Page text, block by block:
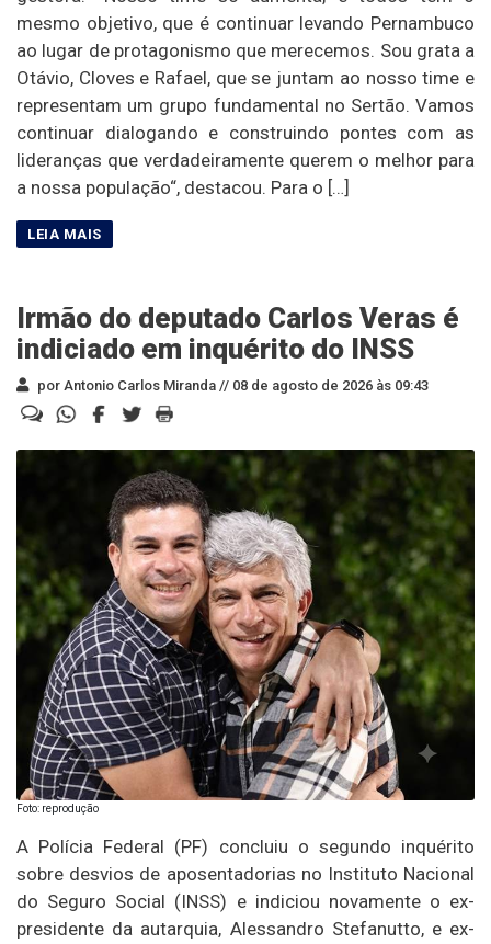
mesmo objetivo, que é continuar levando Pernambuco
ao lugar de protagonismo que merecemos. Sou grata a
Otávio, Cloves e Rafael, que se juntam ao nosso time e
representam um grupo fundamental no Sertão. Vamos
continuar dialogando e construindo pontes com as
lideranças que verdadeiramente querem o melhor para
a nossa população“, destacou. Para o […]
Irmão do deputado Carlos Veras é
indiciado em inquérito do INSS
por Antonio Carlos Miranda // 08 de agosto de 2026 às 09:43
Foto: reprodução
A Polícia Federal (PF) concluiu o segundo inquérito
sobre desvios de aposentadorias no Instituto Nacional
do Seguro Social (INSS) e indiciou novamente o ex-
presidente da autarquia, Alessandro Stefanutto, e ex-